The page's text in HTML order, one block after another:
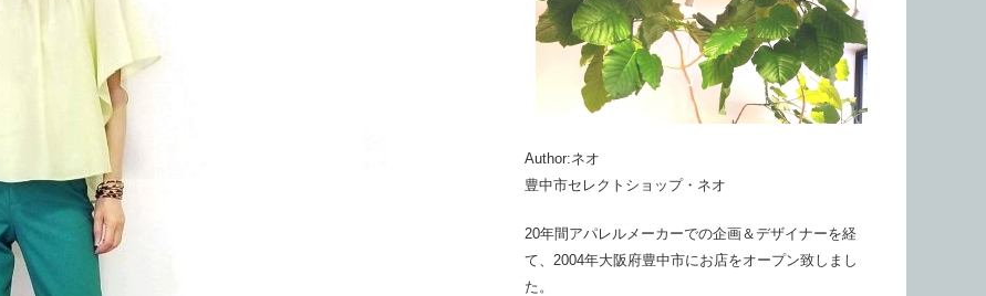
Author:ネオ
豊中市セレクトショップ・ネオ
20年間アパレルメーカーでの企画＆デザイナーを経
て、2004年大阪府豊中市にお店をオープン致しまし
た。